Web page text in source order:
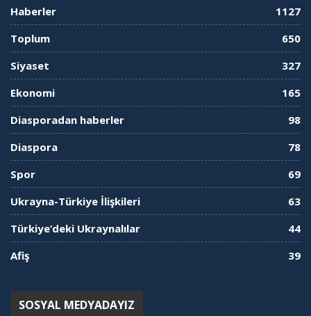
Haberler
1127
Toplum
650
Siyaset
327
Ekonomi
165
Diasporadan haberler
98
Diaspora
78
Spor
69
Ukrayna-Türkiye İlişkileri
63
Türkiye’deki Ukraynalılar
44
Afiş
39
SOSYAL MEDYADAYIZ